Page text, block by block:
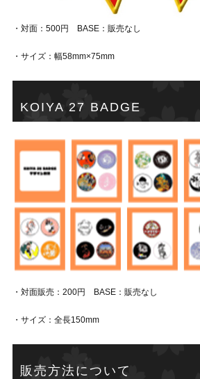
・対面：500円 BASE：販売なし
・サイズ：幅58mm×75mm
KOIYA 27 BADGE
・対面販売：200円 BASE：販売なし
・サイズ：全長150mm
販売方法について